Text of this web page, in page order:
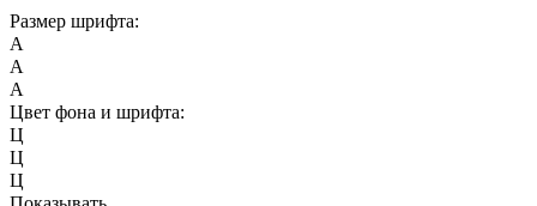
Размер шрифта:
A
A
A
Цвет фона и шрифта:
Ц
Ц
Ц